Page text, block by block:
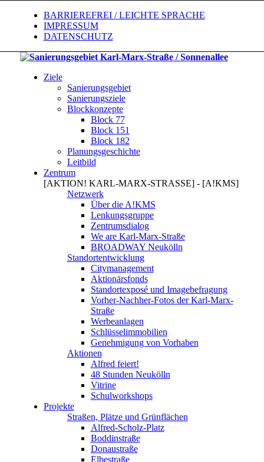
BARRIEREFREI / LEICHTE SPRACHE
IMPRESSUM
DATENSCHUTZ
Ziele
Sanierungsgebiet
Sanierungsziele
Blockkonzepte
Block 77
Block 151
Block 182
Planungsgeschichte
Leitbild
Zentrum
[AKTION! KARL-MARX-STRASSE] - [A!KMS]
Netzwerk
Über die A!KMS
Lenkungsgruppe
Zentrumsdialog
We are Karl-Marx-Straße
BROADWAY Neukölln
Standortentwicklung
Citymanagement
Aktionärsfonds
Standortexposé und Imagebefragung
Vorher-Nachher-Fotos der Karl-Marx-
Straße
Werbeanlagen
Schlüsselimmobilien
Genehmigung von Vorhaben
Aktionen
Alfred feiert!
48 Stunden Neukölln
Vitrine
Schulworkshops
Projekte
Straßen, Plätze und Grünflächen
Alfred-Scholz-Platz
Boddinstraße
Donaustraße
Elbestraße